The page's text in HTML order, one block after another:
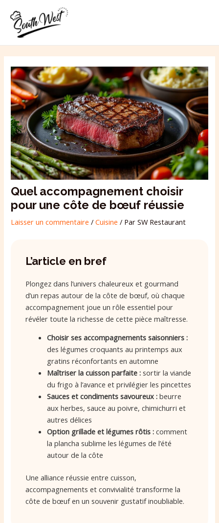
contenu
Quel accompagnement choisir
pour une côte de bœuf réussie
Laisser un commentaire /Cuisine / ParSW Restaurant
L’article en bref
Plongez dans l’univers chaleureux et gourmand
d’un repas autour de la côte de bœuf, où chaque
accompagnement joue un rôle essentiel pour
révéler toute la richesse de cette pièce maîtresse.
Choisir ses accompagnements saisonniers :
des légumes croquants au printemps aux
gratins réconfortants en automne
Maîtriser la cuisson parfaite : sortir la viande
du frigo à l’avance et privilégier les pincettes
Sauces et condiments savoureux : beurre
aux herbes, sauce au poivre, chimichurri et
autres délices
Option grillade et légumes rôtis : comment
la plancha sublime les légumes de l’été
autour de la côte
Une alliance réussie entre cuisson,
accompagnements et convivialité transforme la
côte de bœuf en un souvenir gustatif inoubliable.